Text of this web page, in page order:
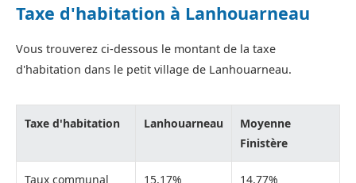
Taxe d'habitation à Lanhouarneau
Vous trouverez ci-dessous le montant de la taxe
d'habitation dans le petit village de Lanhouarneau.
Taxe d'habitation Lanhouarneau
Moyenne
Finistère
Taux communal 15,17% 14,77%